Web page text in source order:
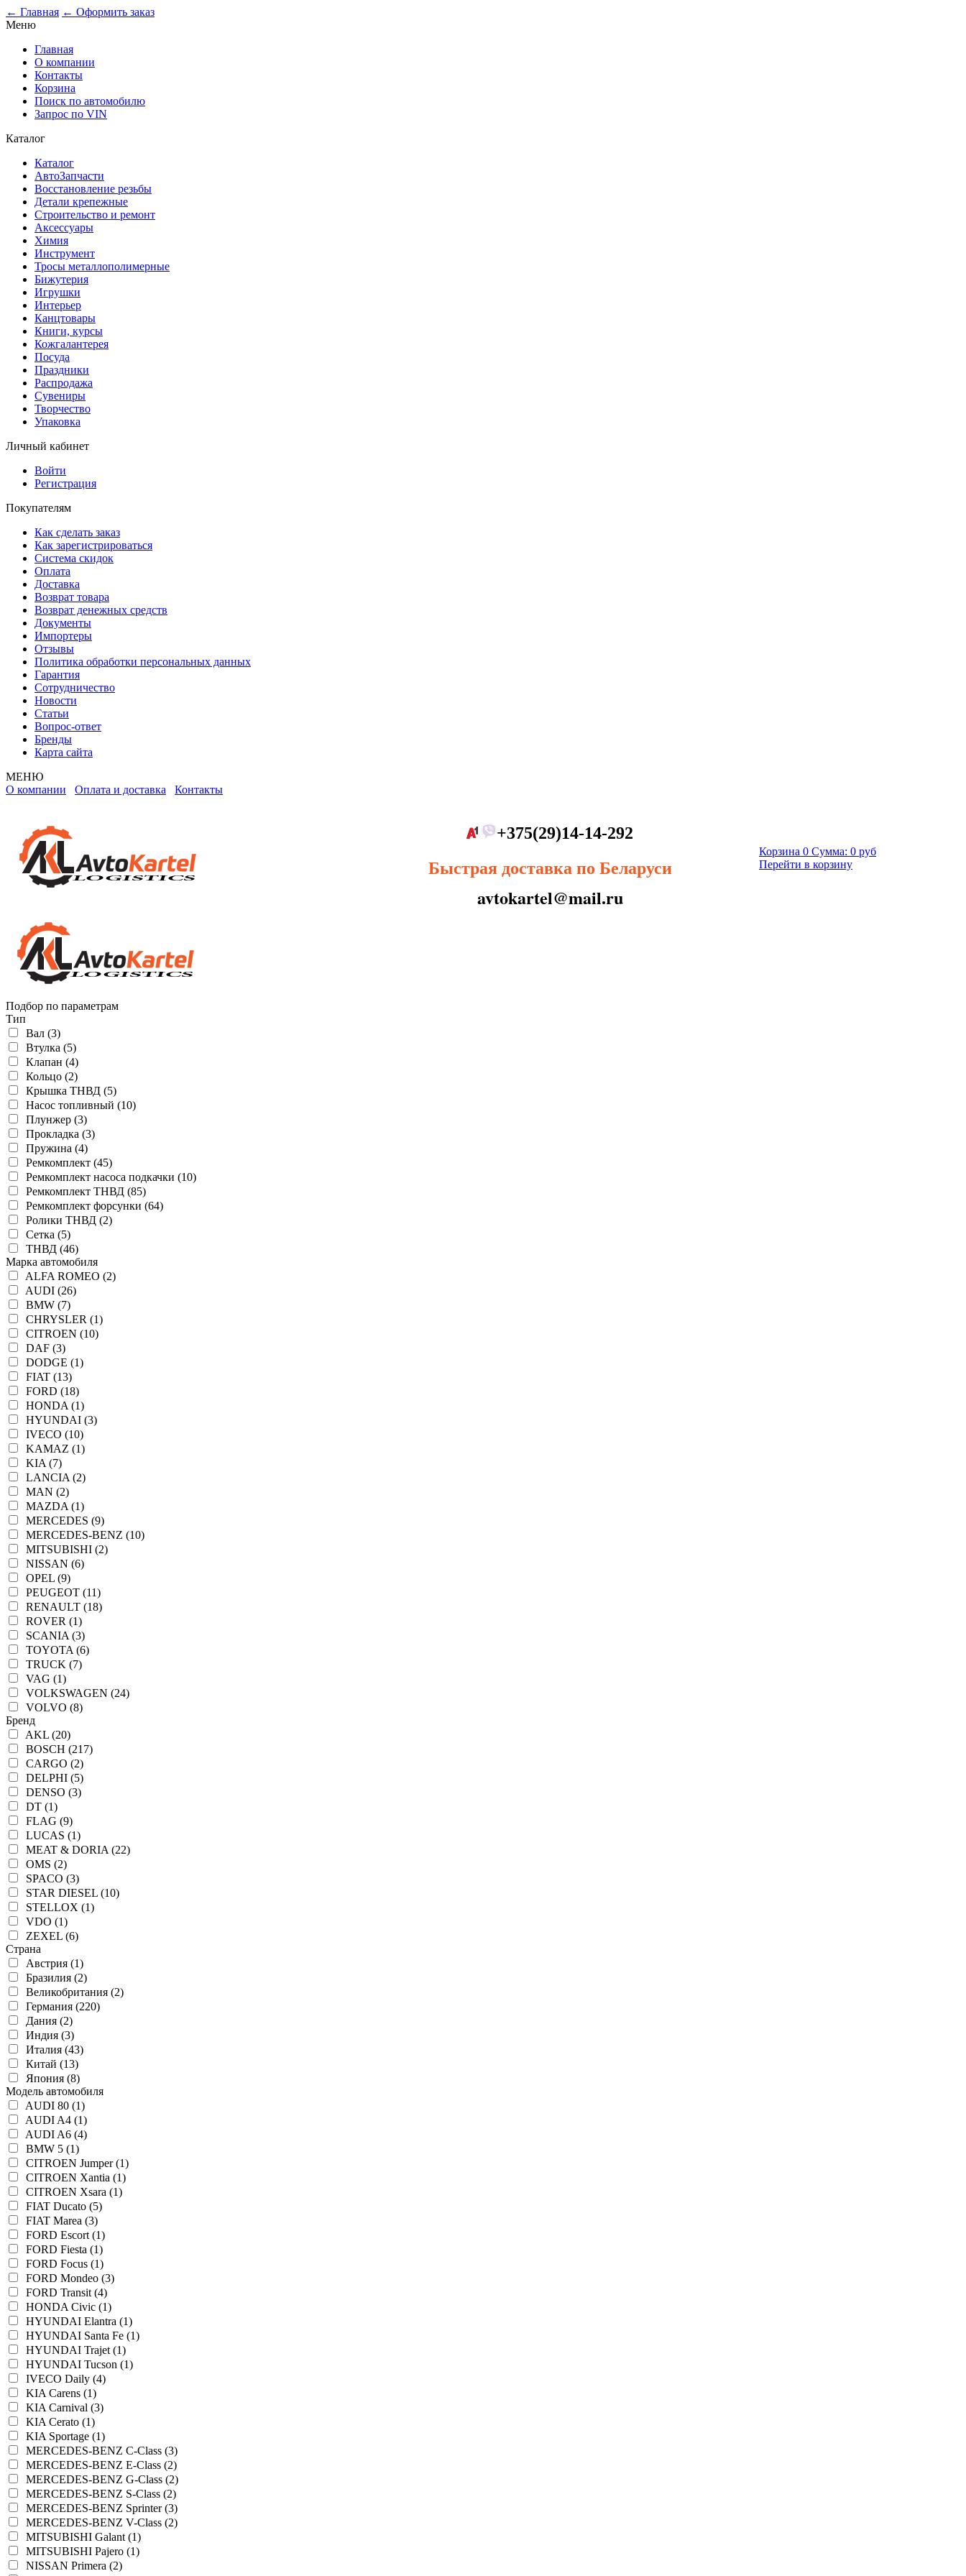
← Главная ← Оформить заказ
Меню
Главная
О компании
Контакты
Корзина
Поиск по автомобилю
Запрос по VIN
Каталог
Каталог
АвтоЗапчасти
Восстановление резьбы
Детали крепежные
Строительство и ремонт
Аксессуары
Химия
Инструмент
Тросы металлополимерные
Бижутерия
Игрушки
Интерьер
Канцтовары
Книги, курсы
Кожгалантерея
Посуда
Праздники
Распродажа
Сувениры
Творчество
Упаковка
Личный кабинет
Войти
Регистрация
Покупателям
Как сделать заказ
Как зарегистрироваться
Система скидок
Оплата
Доставка
Возврат товара
Возврат денежных средств
Документы
Импортеры
Отзывы
Политика обработки персональных данных
Гарантия
Сотрудничество
Новости
Статьи
Вопрос-ответ
Бренды
Карта сайта
МЕНЮ
О компании Оплата и доставка Контакты
+375(29)14-14-292
Быстрая доставка по Беларуси
avtokartel@mail.ru
Корзина 0 Сумма: 0 руб
Перейти в корзину
Подбор по параметрам
Тип
Вал (3)
Втулка (5)
Клапан (4)
Кольцо (2)
Крышка ТНВД (5)
Насос топливный (10)
Плунжер (3)
Прокладка (3)
Пружина (4)
Ремкомплект (45)
Ремкомплект насоса подкачки (10)
Ремкомплект ТНВД (85)
Ремкомплект форсунки (64)
Ролики ТНВД (2)
Сетка (5)
ТНВД (46)
Марка автомобиля
ALFA ROMEO (2)
AUDI (26)
BMW (7)
CHRYSLER (1)
CITROEN (10)
DAF (3)
DODGE (1)
FIAT (13)
FORD (18)
HONDA (1)
HYUNDAI (3)
IVECO (10)
KAMAZ (1)
KIA (7)
LANCIA (2)
MAN (2)
MAZDA (1)
MERCEDES (9)
MERCEDES-BENZ (10)
MITSUBISHI (2)
NISSAN (6)
OPEL (9)
PEUGEOT (11)
RENAULT (18)
ROVER (1)
SCANIA (3)
TOYOTA (6)
TRUCK (7)
VAG (1)
VOLKSWAGEN (24)
VOLVO (8)
Бренд
AKL (20)
BOSCH (217)
CARGO (2)
DELPHI (5)
DENSO (3)
DT (1)
FLAG (9)
LUCAS (1)
MEAT & DORIA (22)
OMS (2)
SPACO (3)
STAR DIESEL (10)
STELLOX (1)
VDO (1)
ZEXEL (6)
Страна
Австрия (1)
Бразилия (2)
Великобритания (2)
Германия (220)
Дания (2)
Индия (3)
Италия (43)
Китай (13)
Япония (8)
Модель автомобиля
AUDI 80 (1)
AUDI A4 (1)
AUDI A6 (4)
BMW 5 (1)
CITROEN Jumper (1)
CITROEN Xantia (1)
CITROEN Xsara (1)
FIAT Ducato (5)
FIAT Marea (3)
FORD Escort (1)
FORD Fiesta (1)
FORD Focus (1)
FORD Mondeo (3)
FORD Transit (4)
HONDA Civic (1)
HYUNDAI Elantra (1)
HYUNDAI Santa Fe (1)
HYUNDAI Trajet (1)
HYUNDAI Tucson (1)
IVECO Daily (4)
KIA Carens (1)
KIA Carnival (3)
KIA Cerato (1)
KIA Sportage (1)
MERCEDES-BENZ C-Class (3)
MERCEDES-BENZ E-Class (2)
MERCEDES-BENZ G-Class (2)
MERCEDES-BENZ S-Class (2)
MERCEDES-BENZ Sprinter (3)
MERCEDES-BENZ V-Class (2)
MITSUBISHI Galant (1)
MITSUBISHI Pajero (1)
NISSAN Primera (2)